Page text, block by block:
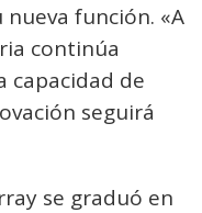
función. «A
continúa
capacidad de
seguirá
se graduó en